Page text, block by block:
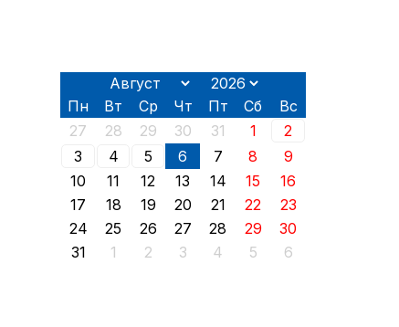
Пн Вт Ср Чт Пт Сб
Вс
27
28 29 30 31 1
2
3
4 5 6 7 8
9
10
11 12 13 14 15
16
17
18 19 20 21 22
23
24
25 26 27 28 29
30
31
1 2 3 4 5 6